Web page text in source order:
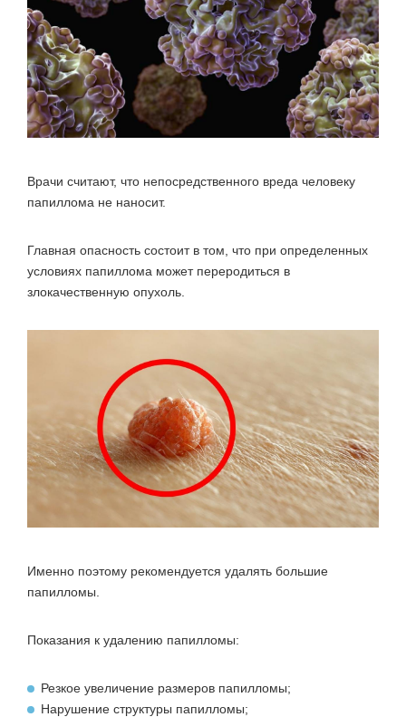
Врачи считают, что непосредственного вреда человеку
папиллома не наносит.
Главная опасность состоит в том, что при определенных
условиях папиллома может переродиться в
злокачественную опухоль.
Именно поэтому рекомендуется удалять большие
папилломы.
Показания к удалению папилломы:
Резкое увеличение размеров папилломы;
Нарушение структуры папилломы;